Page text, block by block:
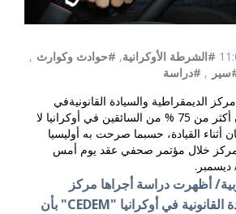
#الشرطة الأوكرانية, #حوادث وكوارث ,
, #دراسة
الديمقراطية والسيادة القانونيةفي
أوكرانيا "CEDEM" بأن أكثر من 75 % من السائقين في أوكرانيا لا
أثناء القيادة، حسبما صرحت به أوليسيا
خلال مؤتمر صحفي عقد يوم أمس
أظهرت دراسة أجراها مركز
القانونية في أوكرانيا "CEDEM" بأن